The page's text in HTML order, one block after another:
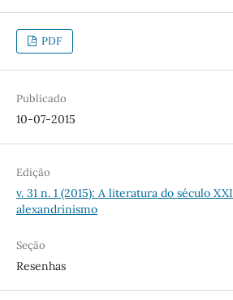
PDF
Publicado
10-07-2015
Edição
v. 31 n. 1 (2015): A literatura do século
alexandrinismo
Seção
Resenhas